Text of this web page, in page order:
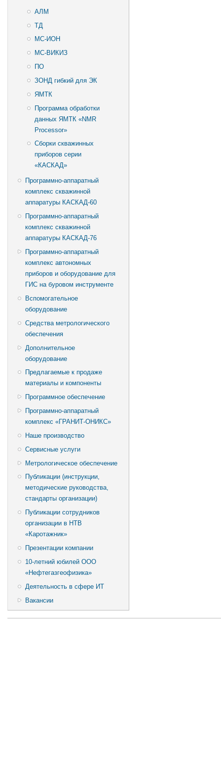
АЛМ
ТД
МС-ИОН
МС-ВИКИЗ
ПО
ЗОНД гибкий для ЭК
ЯМТК
Программа обработки
данных ЯМТК «NMR
Processor»
Сборки скважинных
приборов серии
«КАСКАД»
Программно-аппаратный
комплекс скважинной
аппаратуры КАСКАД-60
Программно-аппаратный
комплекс скважинной
аппаратуры КАСКАД-76
Программно-аппаратный
комплекс автономных
приборов и оборудование для
ГИС на буровом инструменте
Вспомогательное
оборудование
Средства метрологического
обеспечения
Дополнительное
оборудование
Предлагаемые к продаже
материалы и компоненты
Программное обеспечение
Программно-аппаратный
комплекс «ГРАНИТ-ОНИКС»
Наше производство
Сервисные услуги
Метрологическое обеспечение
Публикации (инструкции,
методические руководства,
стандарты организации)
Публикации сотрудников
организации в НТВ
«Каротажник»
Презентации компании
10-летний юбилей ООО
«Нефтегазгеофизика»
Деятельность в сфере ИТ
Вакансии